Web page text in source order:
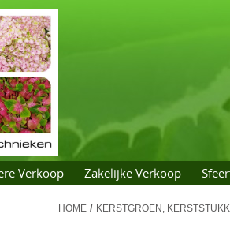
Verkoop Zakelijke Verkoop
HOME / KERSTGROEN,